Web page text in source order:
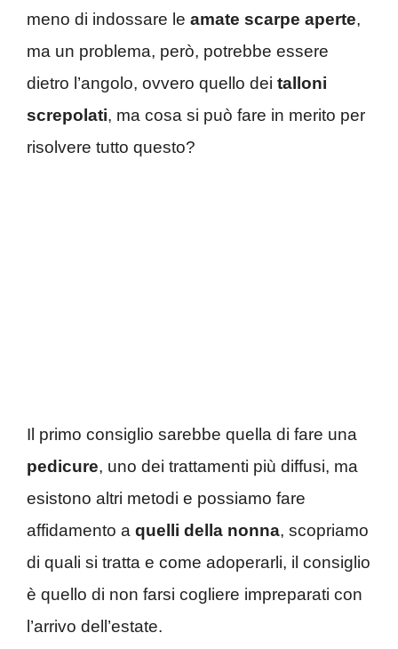
meno di indossare le amate scarpe aperte,
ma un problema, però, potrebbe essere
dietro l’angolo, ovvero quello dei talloni
screpolati, ma cosa si può fare in merito per
risolvere tutto questo?
Il primo consiglio sarebbe quella di fare una
pedicure, uno dei trattamenti più diffusi, ma
esistono altri metodi e possiamo fare
affidamento a quelli della nonna, scopriamo
di quali si tratta e come adoperarli, il consiglio
è quello di non farsi cogliere impreparati con
l’arrivo dell’estate.